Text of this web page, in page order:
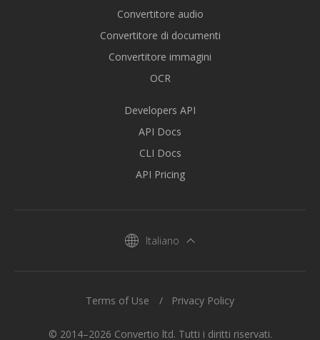
Convertitore audio
Convertitore di documenti
Convertitore immagini
OCR
Developers API
API Docs
CLI Docs
API Pricing
Italiano
© 2014–2026 Convertio ltd. Tutti i diritti riservati.
Terms of Use Privacy Policy